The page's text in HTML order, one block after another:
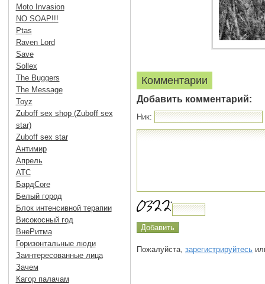
Комментарии
Добавить комментарий:
Ник:
Пожалуйста, зарегистрируйтесь
Moto Invasion
NO SOAP!!!
Ptas
Raven Lord
Save
Sollex
The Buggers
The Message
Toyz
Zuboff sex shop (Zuboff sex
star)
Zuboff sex star
Антимир
Апрель
АТС
БардCore
Белый город
Блок интенсивной терапии
Високосный год
ВнеРитма
Горизонтальные люди
Заинтересованные лица
Зачем
Кагор палачам